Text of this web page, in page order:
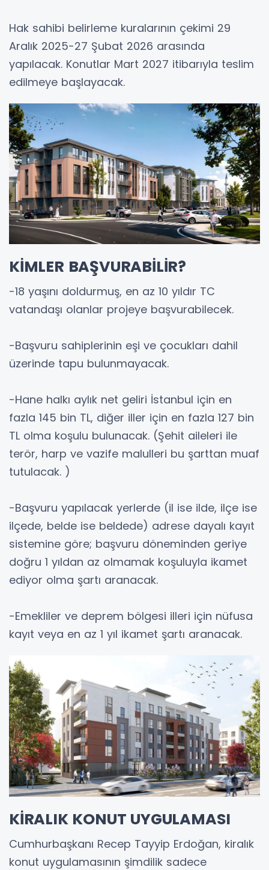
Hak sahibi belirleme kuralarının çekimi 29
Aralık 2025-27 Şubat 2026 arasında
yapılacak. Konutlar Mart 2027 itibarıyla teslim
edilmeye başlayacak.
KİMLER BAŞVURABİLİR?
-18 yaşını doldurmuş, en az 10 yıldır TC
vatandaşı olanlar projeye başvurabilecek.
-Başvuru sahiplerinin eşi ve çocukları dahil
üzerinde tapu bulunmayacak.
-Hane halkı aylık net geliri İstanbul için en
fazla 145 bin TL, diğer iller için en fazla 127 bin
TL olma koşulu bulunacak. (Şehit aileleri ile
terör, harp ve vazife malulleri bu şarttan muaf
tutulacak. )
-Başvuru yapılacak yerlerde (il ise ilde, ilçe ise
ilçede, belde ise beldede) adrese dayalı kayıt
sistemine göre; başvuru döneminden geriye
doğru 1 yıldan az olmamak koşuluyla ikamet
ediyor olma şartı aranacak.
-Emekliler ve deprem bölgesi illeri için nüfusa
kayıt veya en az 1 yıl ikamet şartı aranacak.
KİRALIK KONUT UYGULAMASI
Cumhurbaşkanı Recep Tayyip Erdoğan, kiralık
konut uygulamasının şimdilik sadece